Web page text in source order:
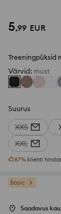
5,99 EUR
Treeningpüksid
Värvid: must
Suurus
XXS
XXL
87% klienti
Basic
Saadavus